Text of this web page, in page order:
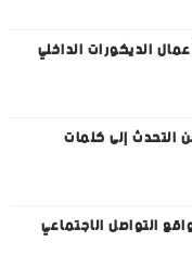
الديكورات الداخلي
التحدث إلى كلمات
التواصل الاجتماعي